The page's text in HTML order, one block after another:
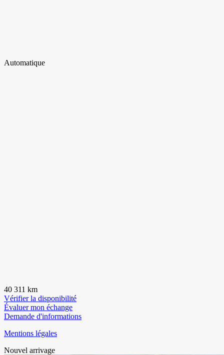
Automatique
40 311 km
Vérifier la disponibilité
Évaluer mon échange
Demande d'informations
Mentions légales
Nouvel arrivage